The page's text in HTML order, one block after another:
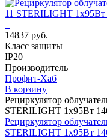
14837 руб.
Класс защиты
IP20
Производитель
Профит-Хаб
В корзину
Рециркулятор
STERILIGHT 1х95Вт
Рециркулятор
STERILIGHT 1х95Вт